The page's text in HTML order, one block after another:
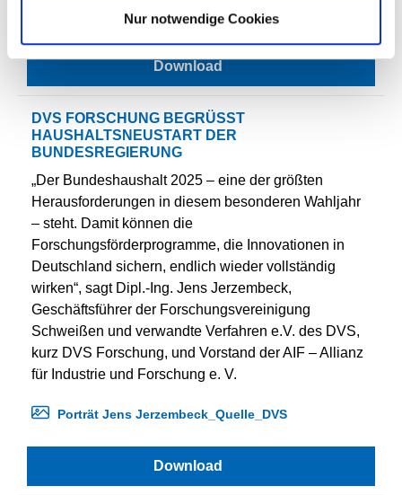
Nur notwendige Cookies
Download
DVS FORSCHUNG BEGRÜSST H
AUSHALTSNEUSTART DER B
UNDESREGIERUNG
„Der Bundeshaushalt 2025 – eine der größten
Herausforderungen in diesem besonderen Wahljahr
– steht. Damit können die
Forschungsförderprogramme, die Innovationen in
Deutschland sichern, endlich wieder vollständig
wirken“, sagt Dipl.-Ing. Jens Jerzembeck,
Geschäftsführer der Forschungsvereinigung
Schweißen und verwandte Verfahren e.V. des DVS,
kurz DVS Forschung, und Vorstand der AIF – Allianz
für Industrie und Forschung e. V.
Porträt Jens Jerzembeck_Quelle_DVS
Download